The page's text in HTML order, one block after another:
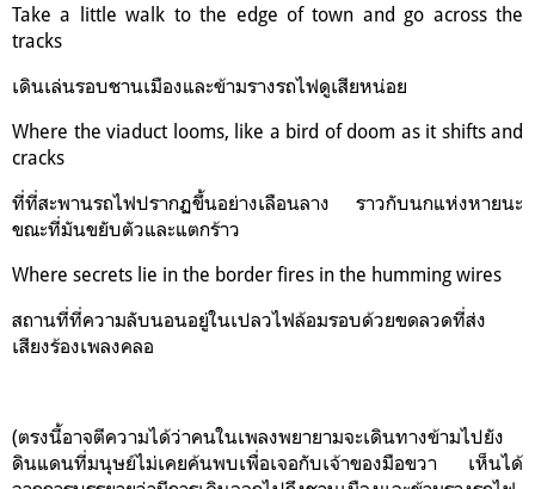
Take a little walk to the edge of town and go across the
tracks
เดินเล่นรอบชานเมืองและข้ามรางรถไฟดูเสียหน่อย
Where the viaduct looms, like a bird of doom as it shifts and
cracks
ที่ที่สะพานรถไฟปรากฏขึ้นอย่างเลือนลาง ราวกับนกแห่งหายนะ
ขณะที่มันขยับตัวและแตกร้าว
Where secrets lie in the border fires in the humming wires
สถานที่ที่ความลับนอนอยู่ในเปลวไฟล้อมรอบด้วยขดลวดที่ส่ง
เสียงร้องเพลงคลอ
(ตรงนี้อาจตีความได้ว่าคนในเพลงพยายามจะเดินทางข้ามไปยัง
ดินแดนที่มนุษย์ไม่เคยค้นพบเพื่อเจอกับเจ้าของมือขวา เห็นได้